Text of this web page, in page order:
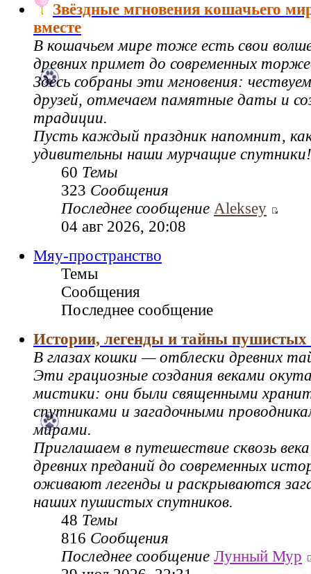
Звёздные мгновения кошачьего
вместе
В кошачьем мире тоже есть свои
древних примет до современных
Здесь собраны эти мгновения:
друзей, отмечаем памятные даты и
традиции.
Пусть каждый праздник напомнит,
удивительны наши мурчащие спутники!
60 Темы
323 Сообщения
Последнее сообщение Aleksey
04 авг 2026, 20:08
Мяу-пространство
Темы
Сообщения
Последнее сообщение
Истории, легенды и тайны пушистых
В глазах кошки — отблески древних
Эти грациозные создания веками
мистики: они были священными
спутниками и загадочными
мирами.
Приглашаем в путешествие сквозь
древних преданий до современных
оживают легенды и раскрываются
наших пушистых спутников.
48 Темы
816 Сообщения
Последнее сообщение Лунный Мур